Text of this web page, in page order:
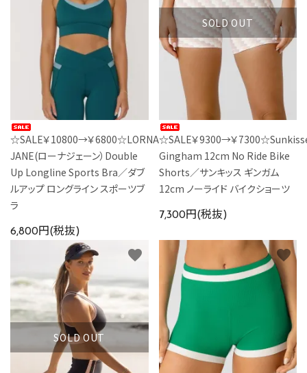
☆SALE￥10800→￥6800☆LORNA
JANE(ローナジェーン）Double
Up Longline Sports Bra／ダブ
ルアップ ロングライン スポーツブ
ラ
6,800円(税抜)
SOLD OUT
☆SALE￥9300→￥
Gingham 12cm No Ride Bike
Shorts／サンキッス ギンガム
12cm ノーライド バイクショーツ
7,300円(税抜)
SOLD OUT
favorite favorite